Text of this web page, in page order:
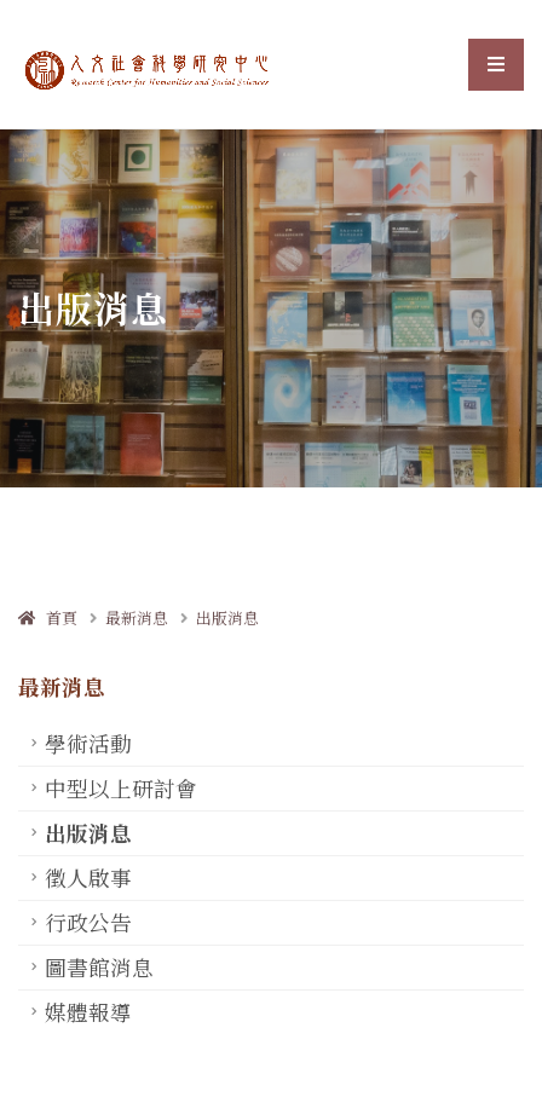
中央研究院人文社會科選
:::
出版消息
首頁 最新消息 出版消息
最新消息
學術活動
中型以上研討會
出版消息
徵人啟事
行政公告
圖書館消息
媒體報導